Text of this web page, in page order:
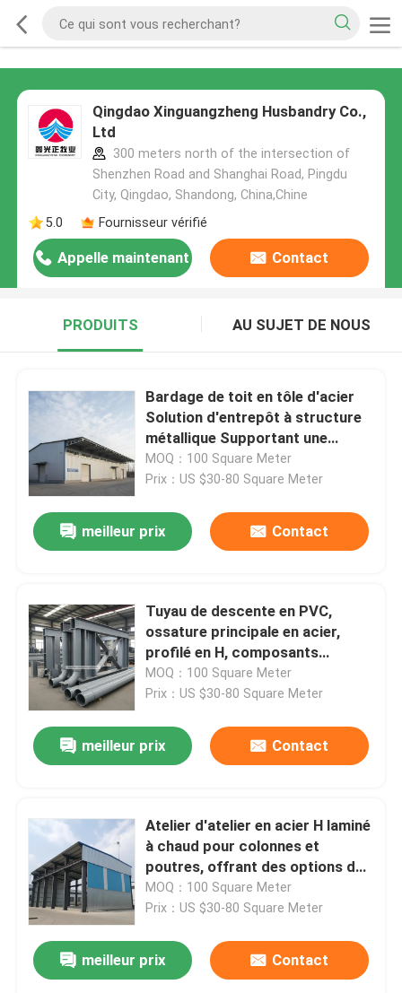
Qingdao Xinguangzheng Husbandry Co.,
Ltd
300 meters north of the intersection of
Shenzhen Road and Shanghai Road, Pingdu
City, Qingdao, Shandong, China,Chine
5.0
Fournisseur vérifié
Appelle maintenant Contact
PRODUITS AU SUJET DE NOUS
Bardage de toit en tôle d'acier
Solution d'entrepôt à structure
métallique Supportant une
charge de neige de 30 à 200 kg
par m² Idéal pour le stockage
MOQ：100 Square Meter
Prix：US $30-80 Square Meter
meilleur prix Contact
Tuyau de descente en PVC,
ossature principale en acier,
profilé en H, composants
structurels en acier pour projets
de construction industrielle,
MOQ：100 Square Meter
Prix：US $30-80 Square Meter
meilleur prix Contact
Atelier d'atelier en acier H laminé
à chaud pour colonnes et
poutres, offrant des options de
bardage de toiture en tôle
d'acier et de panneaux sandwich
MOQ：100 Square Meter
Prix：US $30-80 Square Meter
meilleur prix Contact